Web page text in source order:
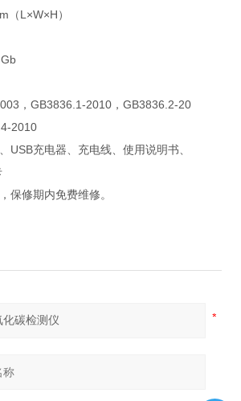
（L×W×H）
，GB3836.1-2010，GB3836.2-20
2010
USB充电器、充电线、使用说明书、
保修期内免费维修。